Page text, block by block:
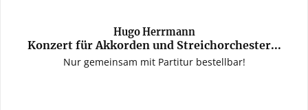
Hugo Herrmann
Konzert für Akkorden und Streichorchester...
Nur gemeinsam mit Partitur bestellbar!